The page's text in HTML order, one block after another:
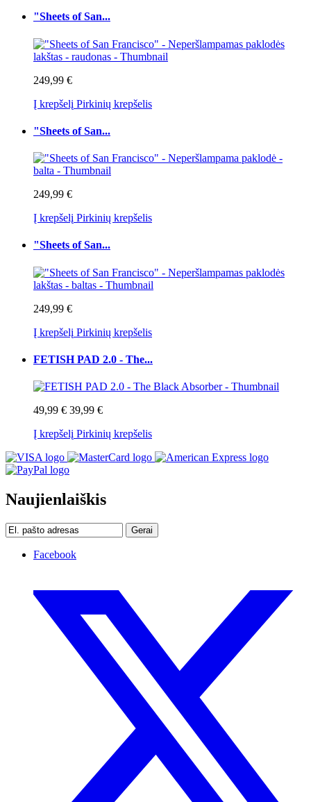
"Sheets of San...
249,99 €
Į krepšelį Pirkinių krepšelis
"Sheets of San...
249,99 €
Į krepšelį Pirkinių krepšelis
"Sheets of San...
249,99 €
Į krepšelį Pirkinių krepšelis
FETISH PAD 2.0 - The...
49,99 € 39,99 €
Į krepšelį Pirkinių krepšelis
Naujienlaiškis
Gerai
Facebook